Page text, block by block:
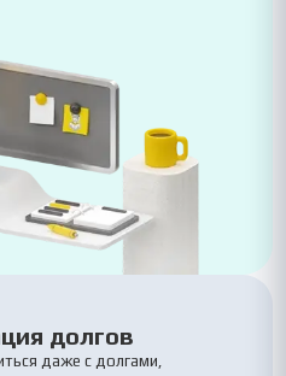
долгов
даже с долгами,